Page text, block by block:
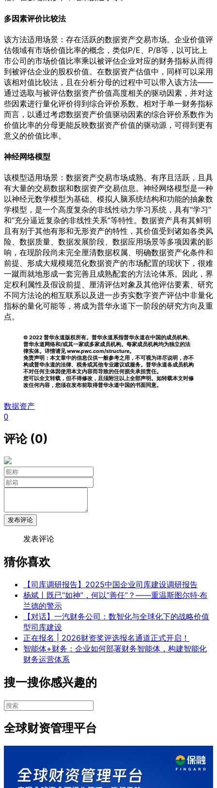
多因素评价比较法
该方法适用场景：存在活跃的数据资产交易市场。企业价值评
估领域有市场价值比率的概念，类似P/E、P/B等，以可比上
市公司的市场价值比率乘以被评估企业对应的财务指标从而得
到被评估企业的股权价值。在数据资产估值中，同样可以采用
该相对值比较法，且在分析分母的过程中可以带入该方法——
通过选取与被评估数据资产价值高度相关的驱动因素，并对这
些因素进行量化评价得到综合评价系数。相对于单一财务指标
而言，以通过考虑数据资产价值驱动因素的综合评价系数作为
价值比率的分母更能反映数据资产价值的驱动源，可得到更有
意义的价值比率。
神经网络模型
该模型适用场景：数据资产交易市场成熟、有序且活跃，且具
有大量的交易数据和数据资产交易信息。神经网络模型是一种
以神经元数学模型为基础、模拟人脑系统结构和功能的抽象数
学模型，是一个高度复杂的非线性动力学习系统，具有“学习”
和“充分逼近复杂的非线性关系”等特性。数据资产具有其鲜明
且有别于其他有形和无形资产的特性，其价值受到诸如各类风
险、数据质量、数据发展阶段、数据应用场景等多项因素的影
响，在现阶段尚未完全厘清数据权属、明确数据资产化条件和
前提、形成大规模规范化数据资产的市场配置的现状下，很难
一蹴而就地形成一套完善且成熟配套的方法论体系。因此，界
定权利属性及假设前提、厘清评估对象及其他评估要素、研究
不同方法论的相互联系以及进一步夯实数字资产评估中非量化
指标的量化可能等，将成为普华永道下一阶段的研究方向及重
点。
© 2022 普华永道版权所有。普华永道系指普华永道在中国的成员机构、
普华永道网络和/或其一家或多家成员机构。每家成员机构均为独立的法
律实体。详情请见 www.pwc.com/structure。
免责声明：本文章中的信息仅供一般参考之用，不可视为详尽说明，亦不
构成普华永道的法律、税务或其他专业建议或服务。普华永道各成员机构
不对任何主体因使用本文内容而导致的任何损失承担责任。
您可以全文转载，但不得修改，且须附注以上全部声明。如转载本文时修
改任何内容，您须在发布前取得普华永道中国的书面同意。
数据资产
0
评论 (0)
发布评论
发表评论
猜你喜欢
【司库调研报告】2025中国企业司库建设调研报告
杨斌丨既已“如神”，何以“善任”？——重温斯图尔特·布
兰德的警示
【对话】一汽财务公司：数智化与全球化下的战略价值
型司库建设
正在报名 | 2026财资奖评选报名通道正式开启！
智能体+财务：企业如何部署财务智能体，构建智能化
财务运营体系
搜一搜你感兴趣的
全球财资管理平台